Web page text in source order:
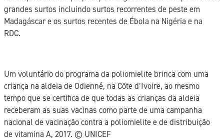
grandes surtos incluindo surtos recorrentes de peste em
Madagáscar e os surtos recentes de Ébola na Nigéria e na
RDC.
Um voluntário do programa da poliomielite brinca com uma
criança na aldeia de Odienné, na Côte d’Ivoire, ao mesmo
tempo que se certifica de que todas as crianças da aldeia
receberam as suas vacinas como parte de uma campanha
nacional de vacinação contra a poliomielite e de distribuição
de vitamina A, 2017. ©️ UNICEF